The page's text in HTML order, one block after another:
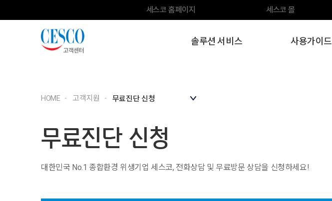
세스코 홈페이지 세스코 몰
솔루션 서비스 사용가이드
HOME 고객지원
무료진단 신청
대한민국 No.1 종합환경 위생기업 세스코, 전화상담 및 무료방문 상담을 신청하세요!